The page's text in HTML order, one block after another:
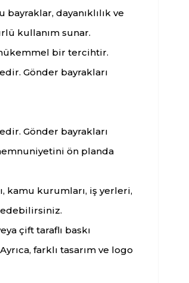
dayanıklılık ve
kullanım sunar.
bir tercihtir.
Gönder bayrakları
Gönder bayrakları
ön planda
kamu kurumları, iş yerleri,
çift taraflı baskı
farklı tasarım ve logo